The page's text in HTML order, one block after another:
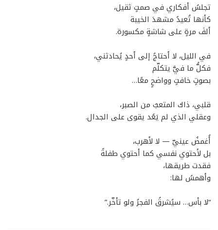
تجلسُ أفكاري في صمتٍ ثقيل،
كأنها تُعيدُ مشهدَ الخيبة
ألفَ مرةٍ على شاشةٍ مكسورة.
في الليل، لا أحتاجُ إلى أحدٍ يُحادثني،
فكلُّ ما فيَّ يتكلّم
بصوتٍ خافتٍ وواضحٍ معًا…
قلبي، ذاك المتعبُ من الصبر،
وعقلي الذي لم يَعُد يقوى على الجدال.
أُغمضُ عينيّ — لا لأهرب،
بل لأحتوي نفسي كما أحتوي طفلةً
فقدت طريقها،
وأهمسُ لها:
“لا بأس… سيُشرقُ الفجرُ ولو تأخّر.”